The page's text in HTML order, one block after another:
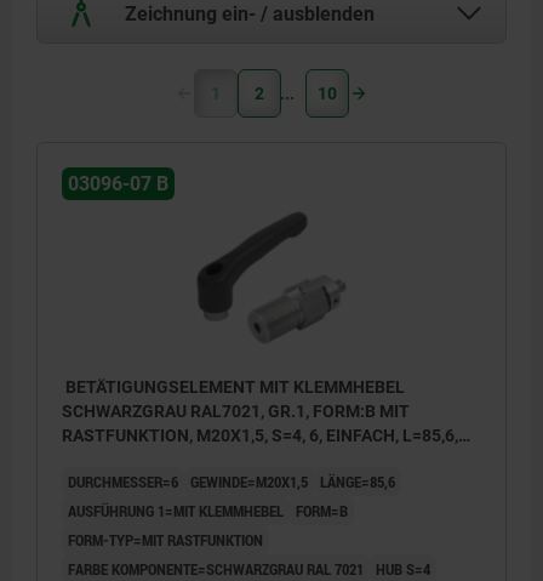
Zeichnung ein- / ausblenden
1 2 10
03096-07 B
BETÄTIGUNGSELEMENT MIT KLEMMHEBEL
SCHWARZGRAU RAL7021, GR.1, FORM:B MIT
RASTFUNKTION, M20X1,5, S=4, 6, EINFACH, L=85,6,
DURCHMESSER=6 GEWINDE=M20X1,5
LÄNGE=85,6
AUSFÜHRUNG 1=MIT KLEMMHEBEL
FORM=B
FORM-TYP=MIT RASTFUNKTION
FARBE KOMPONENTE=SCHWARZGRAU RAL 7021
HUB S=4